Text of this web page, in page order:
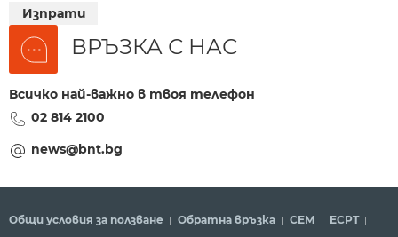
Изпрати
ВРЪЗКА С НАС
Всичко най-важно в твоя телефон
02 814 2100
news@bnt.bg
Общи условия за ползване Обратна връзка СЕМ ECPT